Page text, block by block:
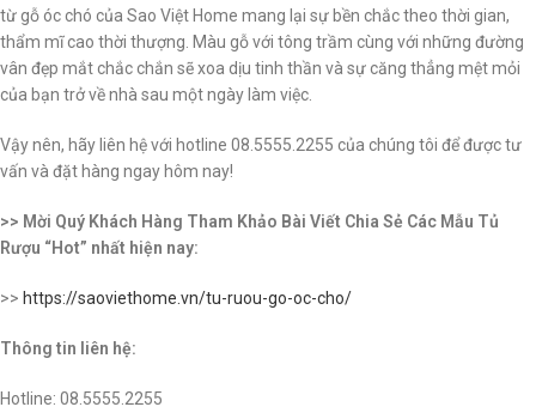
từ gỗ óc chó của Sao Việt Home mang lại sự bền chắc theo thời gian,
thẩm mĩ cao thời thượng. Màu gỗ với tông trầm cùng với những đường
vân đẹp mắt chắc chắn sẽ xoa dịu tinh thần và sự căng thẳng mệt mỏi
của bạn trở về nhà sau một ngày làm việc.
Vậy nên, hãy liên hệ với hotline 08.5555.2255 của chúng tôi để được tư
vấn và đặt hàng ngay hôm nay!
>> Mời Quý Khách Hàng Tham Khảo Bài Viết Chia Sẻ Các Mẫu Tủ
Rượu “Hot” nhất hiện nay:
>> https://saoviethome.vn/tu-ruou-go-oc-cho/
Thông tin liên hệ:
Hotline: 08.5555.2255